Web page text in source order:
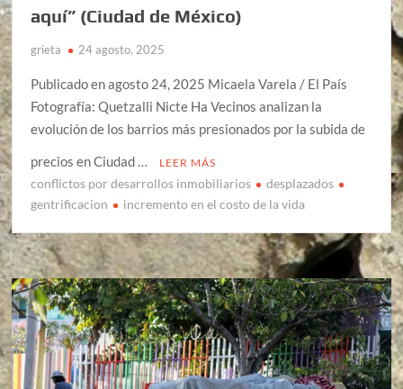
aquí” (Ciudad de México)
grieta 24 agosto, 2025
Publicado en agosto 24, 2025 Micaela Varela / El País
Fotografía: Quetzalli Nicte Ha Vecinos analizan la
evolución de los barrios más presionados por la subida de
precios en Ciudad …
LEER MÁS
conflictos por desarrollos inmobiliarios
desplazados
gentrificacion
incremento en el costo de la vida